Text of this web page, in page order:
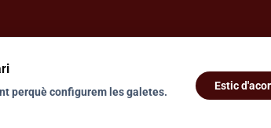
perquè configurem les galetes.
Estic